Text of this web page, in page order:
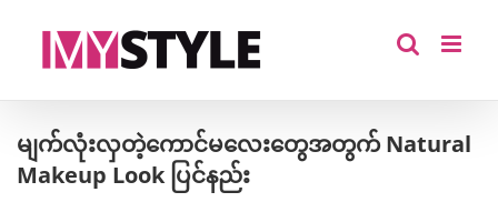
မျက်လုံးလှတဲ့ကောင်မလေးတွေအတွက် Natural
Makeup Look ပြင်နည်း